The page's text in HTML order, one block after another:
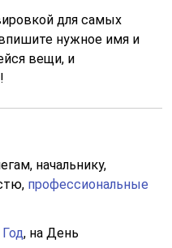
для самых
нужное имя и
вещи, и
начальнику,
профессиональные
, на День